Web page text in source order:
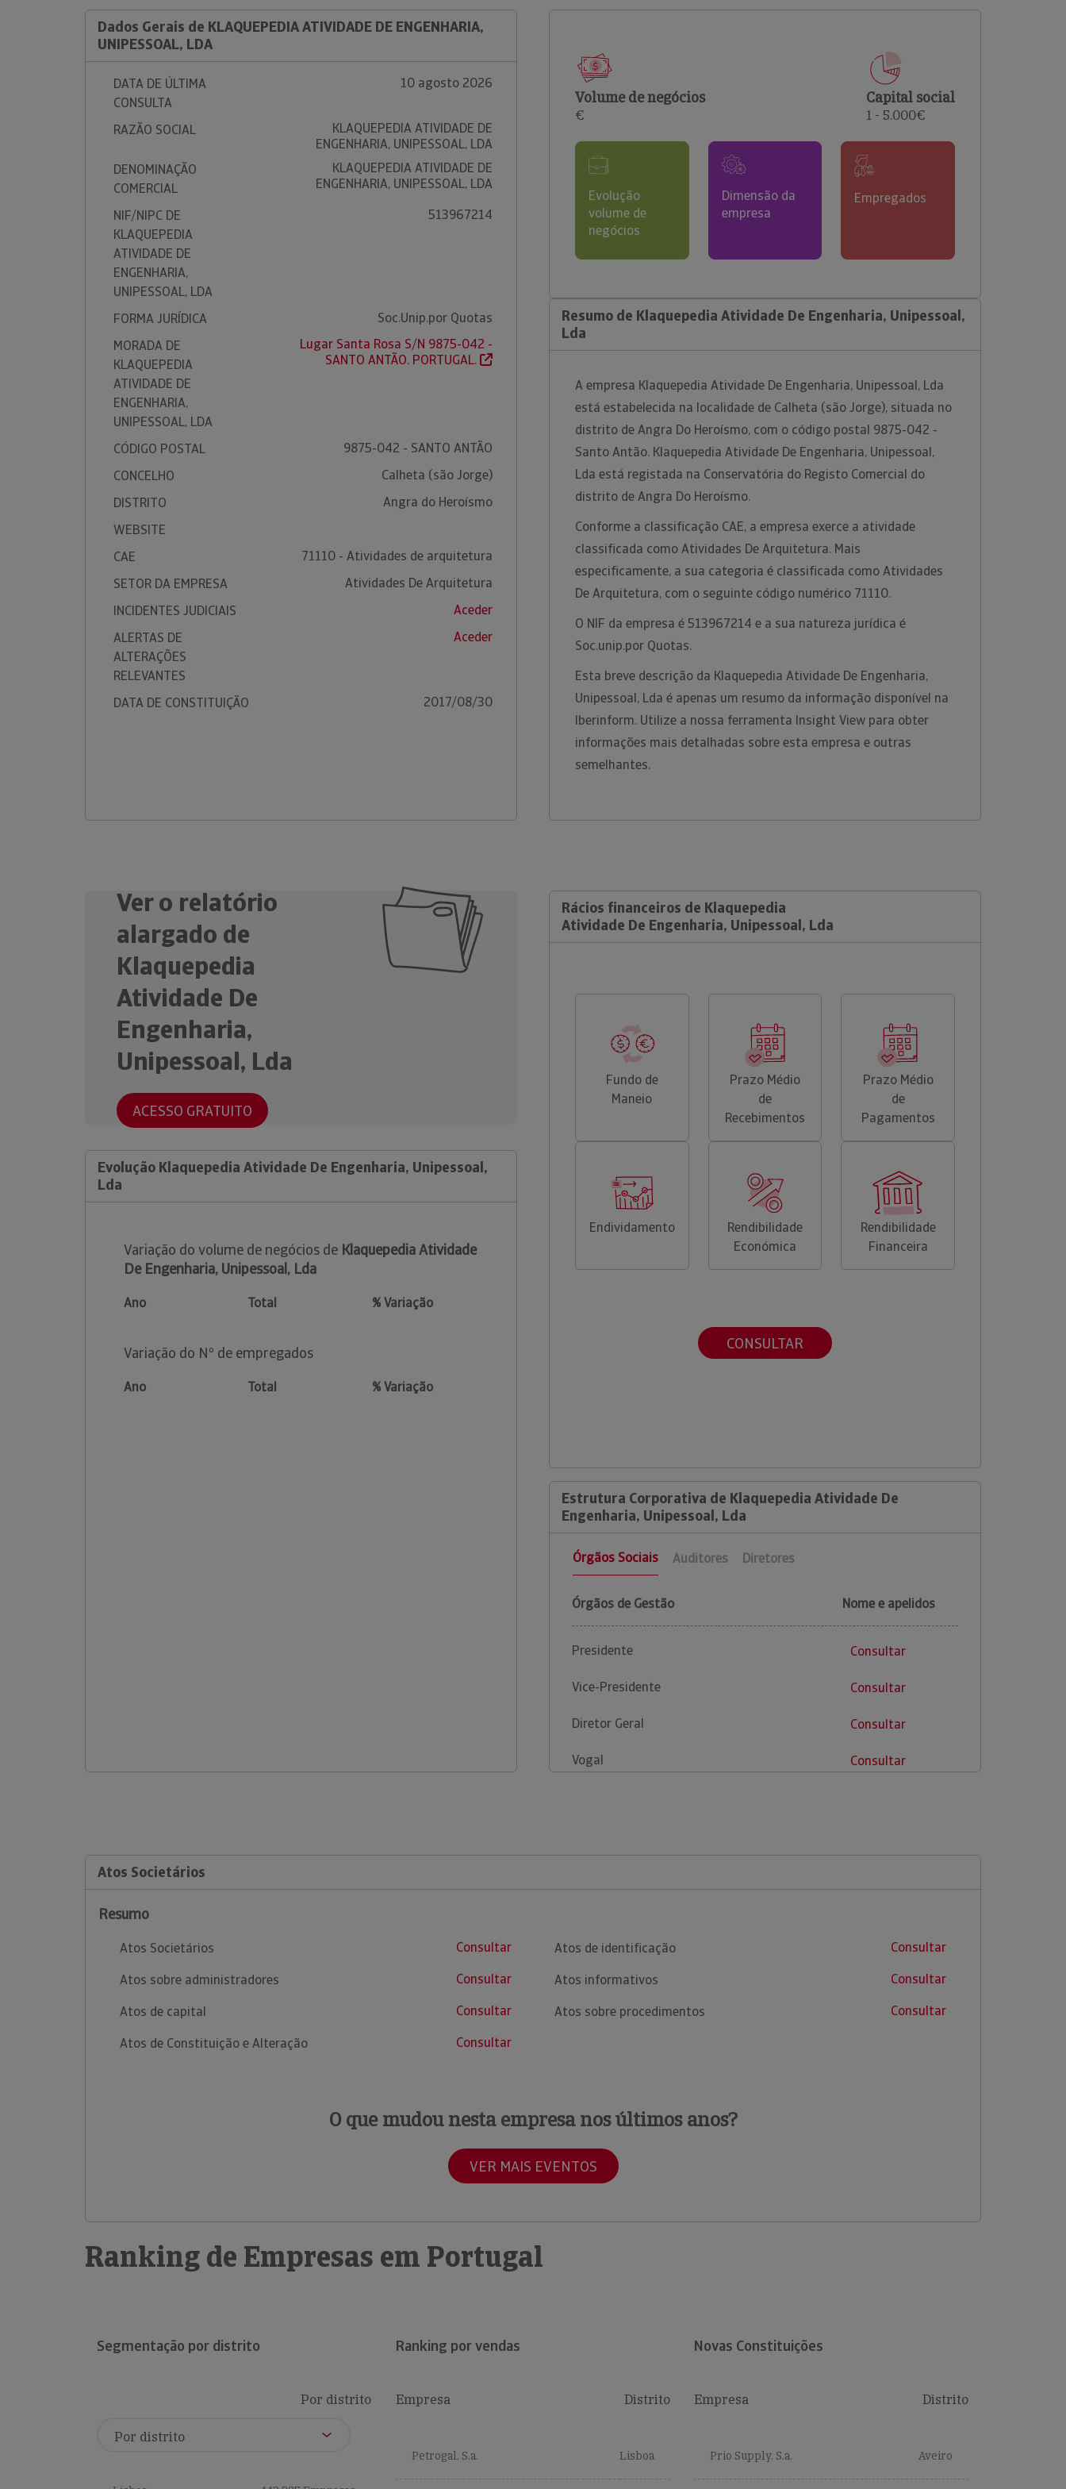
comerciais e analisar o risco de incumprimento dos
Dados Gerais de KLAQUEPEDIA ATIVIDADE DE ENGENHARIA,
UNIPESSOAL, LDA
DATA DE ÚLTIMA
CONSULTA
10 agosto 2026
RAZÃO SOCIAL
KLAQUEPEDIA ATIVIDADE DE
ENGENHARIA, UNIPESSOAL, LDA
DENOMINAÇÃO
COMERCIAL
KLAQUEPEDIA ATIVIDADE DE
ENGENHARIA, UNIPESSOAL, LDA
NIF/NIPC DE
KLAQUEPEDIA
ATIVIDADE DE
ENGENHARIA,
UNIPESSOAL, LDA
513967214
FORMA JURÍDICA
Soc.Unip.por Quotas
MORADA DE
KLAQUEPEDIA
ATIVIDADE DE
ENGENHARIA,
UNIPESSOAL, LDA
Lugar Santa Rosa S/N 9875-042 -
SANTO ANTÃO. PORTUGAL.
CÓDIGO POSTAL
9875-042 - SANTO ANTÃO
CONCELHO
Calheta (são Jorge)
DISTRITO
Angra do Heroísmo
WEBSITE
CAE
71110 - Atividades de arquitetura
SETOR DA EMPRESA
Atividades De Arquitetura
INCIDENTES JUDICIAIS
Aceder
ALERTAS DE
ALTERAÇÕES
RELEVANTES
Aceder
DATA DE CONSTITUIÇÃO 2017/08/30
Volume de negócios
€
Capital social
1 - 5.000€
Evolução
volume de
negócios
Dimensão da
empresa
Empregados
Resumo de Klaquepedia Atividade De Engenharia, Unipessoal,
Lda
A empresa Klaquepedia Atividade De Engenharia, Unipessoal, Lda
está estabelecida na localidade de Calheta (são Jorge), situada no
distrito de Angra Do Heroísmo, com o código postal 9875-042 -
Santo Antão. Klaquepedia Atividade De Engenharia, Unipessoal,
Lda está registada na Conservatória do Registo Comercial do
distrito de Angra Do Heroísmo.
Conforme a classificação CAE, a empresa exerce a atividade
classificada como Atividades De Arquitetura. Mais
especificamente, a sua categoria é classificada como Atividades
De Arquitetura, com o seguinte código numérico 71110.
O NIF da empresa é 513967214 e a sua natureza jurídica é
Soc.unip.por Quotas.
Esta breve descrição da Klaquepedia Atividade De Engenharia,
Unipessoal, Lda é apenas um resumo da informação disponível na
Iberinform. Utilize a nossa ferramenta Insight View para obter
informações mais detalhadas sobre esta empresa e outras
semelhantes.
Ver o relatório
alargado de
Klaquepedia
Atividade De
Engenharia,
Unipessoal, Lda
ACESSO GRATUITO
Evolução Klaquepedia Atividade De Engenharia, Unipessoal,
Lda
Variação do volume de negócios de Klaquepedia Atividade
De Engenharia, Unipessoal, Lda
Ano Total % Variação
Variação do Nº de empregados
Ano Total % Variação
Rácios financeiros de Klaquepedia
Atividade De Engenharia, Unipessoal, Lda
Fundo de
Maneio
Prazo Médio
de
Recebimentos
Prazo Médio
de
Pagamentos
Endividamento
Rendibilidade
Económica
Rendibilidade
Financeira
CONSULTAR
Estrutura Corporativa de Klaquepedia Atividade De
Engenharia, Unipessoal, Lda
Órgãos Sociais Auditores Diretores
Órgãos de Gestão Nome e apelidos
Presidente Consultar
Vice-Presidente Consultar
Diretor Geral Consultar
Vogal Consultar
Atos Societários
Resumo
Atos Societários
Consultar
Atos sobre administradores
Consultar
Atos de capital
Consultar
Atos de Constituição e Alteração
Consultar
Atos de identificação
Consultar
Atos informativos
Consultar
Atos sobre procedimentos
Consultar
O que mudou nesta empresa nos últimos anos?
VER MAIS EVENTOS
Ranking de Empresas em Portugal
Segmentação por distrito
Por distrito
Ranking por vendas
Empresa Distrito
Petrogal, S.a. Lisboa
Novas Constituições
Empresa Distrito
Prio Supply, S.a. Aveiro